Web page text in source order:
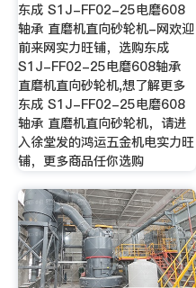
东成 S1J-FF02-25电磨608
轴承 直磨机直向砂轮机-网欢迎
前来网实力旺铺，选购东成
S1J-FF02-25电磨608轴承
直磨机直向砂轮机,想了解更多
东成 S1J-FF02-25电磨608
轴承 直磨机直向砂轮机，请进
入徐堂发的鸿运五金机电实力旺
铺，更多商品任你选购